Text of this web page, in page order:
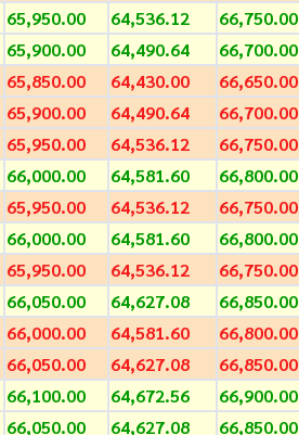
65,950.00 64,536.12 66,750.00
65,900.00 64,490.64 66,700.00
65,850.00 64,430.00 66,650.00
65,900.00 64,490.64 66,700.00
65,950.00 64,536.12 66,750.00
66,000.00 64,581.60 66,800.00
65,950.00 64,536.12 66,750.00
66,000.00 64,581.60 66,800.00
65,950.00 64,536.12 66,750.00
66,050.00 64,627.08 66,850.00
66,000.00 64,581.60 66,800.00
66,050.00 64,627.08 66,850.00
66,100.00 64,672.56 66,900.00
66,050.00 64,627.08 66,850.00